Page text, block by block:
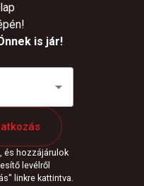
is jár!
, és hozzájárulok
levélről
linkre kattintva.